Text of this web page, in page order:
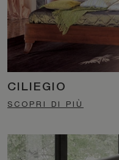
CILIEGIO
SCOPRI DI PIÙ